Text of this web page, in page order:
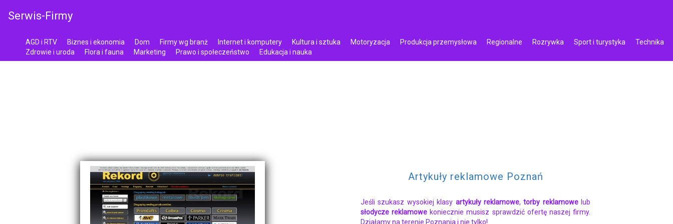
Serwis-Firmy
AGD i RTV Biznes i ekonomia Dom Firmy wg branż Internet i komputery Kultura i sztuka Motoryzacja Produkcja przemysłowa Regionalne Rozrywka Sport i turystyka
Technika
Zdrowie i uroda
Flora i fauna Marketing Prawo i społeczeństwo Edukacja i nauka
Artykuły reklamowe Poznań
Jeśli szukasz wysokiej klasy artykuły reklamowe,torby reklamowelub
słodycze reklamowekoniecznie musisz sprawdzić ofertę naszej firmy.
Działamy na terenie Poznania i nie tylko!